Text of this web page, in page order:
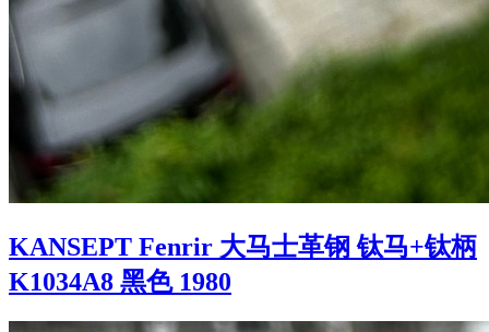
KANSEPT Fenrir 大马士革钢 钛马+钛柄
K1034A8 黑色 1980